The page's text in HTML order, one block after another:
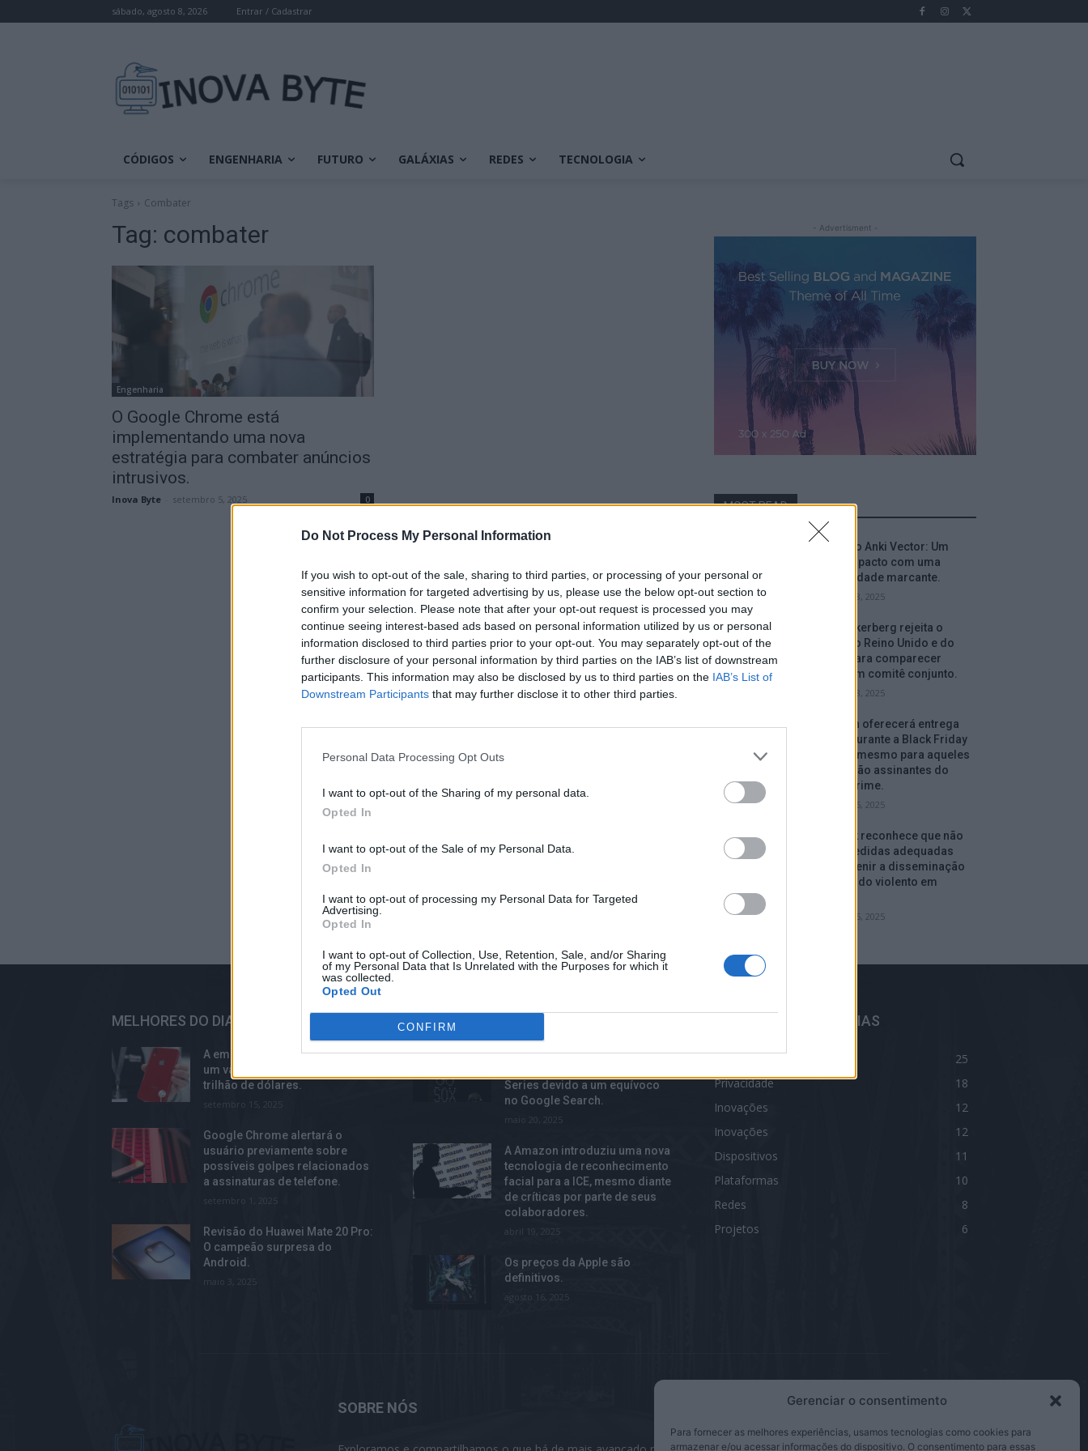
Do Not Process My Personal Information
If you wish to opt-out of the sale, sharing to third parties, or processing of your personal or
sensitive information for targeted advertising by us, please use the below opt-out section to
confirm your selection. Please note that after your opt-out request is processed you may
continue seeing interest-based ads based on personal information utilized by us or personal
information disclosed to third parties prior to your opt-out. You may separately opt-out of the
further disclosure of your personal information by third parties on the IAB’s list of downstream
participants. This information may also be disclosed by us to third parties on the IAB’s List of
Downstream Participants that may further disclose it to other third parties.
Personal Data Processing Opt Outs
I want to opt-out of the Sharing of my personal data.
Opted In
I want to opt-out of the Sale of my Personal Data.
Opted In
I want to opt-out of processing my Personal Data for Targeted
Advertising.
Opted In
I want to opt-out of Collection, Use, Retention, Sale, and/or Sharing
of my Personal Data that Is Unrelated with the Purposes for which it
was collected.
Opted Out
CONFIRM
Gerenciar o consentimento
Para fornecer as melhores experiências, usamos tecnologias como cookies para
armazenar e/ou acessar informações do dispositivo. O consentimento para essas
sábado, agosto 8, 2026 Entrar / Cadastrar
CÓDIGOS ENGENHARIA FUTURO GALÁXIAS REDES TECNOLOGIA
Tags Combater
Tag: combater
Engenharia
O Google Chrome está
implementando uma nova
estratégia para combater anúncios
intrusivos.
Inova Byte setembro 5, 2025 0
- Advertisment -
MOST READ
Análise do Anki Vector: Um
robô compacto com uma
personalidade marcante.
setembro 18, 2025
Mark Zuckerberg rejeita o
convite do Reino Unido e do
Canadá para comparecer
perante um comitê conjunto.
setembro 18, 2025
A Amazon oferecerá entrega
gratuita durante a Black Friday
e depois, mesmo para aqueles
que não são assinantes do
serviço Prime.
setembro 16, 2025
Facebook reconhece que não
tomou medidas adequadas
para prevenir a disseminação
de conteúdo violento em
setembro 15, 2025
MELHORES DO DIA
A empresa Apple já não possui
um valor de mercado de 1
trilhão de dólares.
setembro 15, 2025
Google Chrome alertará o
usuário previamente sobre
possíveis golpes relacionados
a assinaturas de telefone.
setembro 1, 2025
Revisão do Huawei Mate 20 Pro:
O campeão surpresa do
Android.
maio 3, 2025
TOP TRENDS
Boston Red Sox já foi
Series devido a um equívoco
no Google Search.
maio 20, 2025
A Amazon introduziu uma nova
tecnologia de reconhecimento
facial para a ICE, mesmo diante
de críticas por parte de seus
colaboradores.
abril 19, 2025
Os preços da Apple são
definitivos.
agosto 16, 2025
MELHORES CATEGORIAS
Blog
25
Privacidade
18
Inovações
12
Inovações
12
Dispositivos
11
Plataformas
10
Redes
8
Projetos
6
SOBRE NÓS